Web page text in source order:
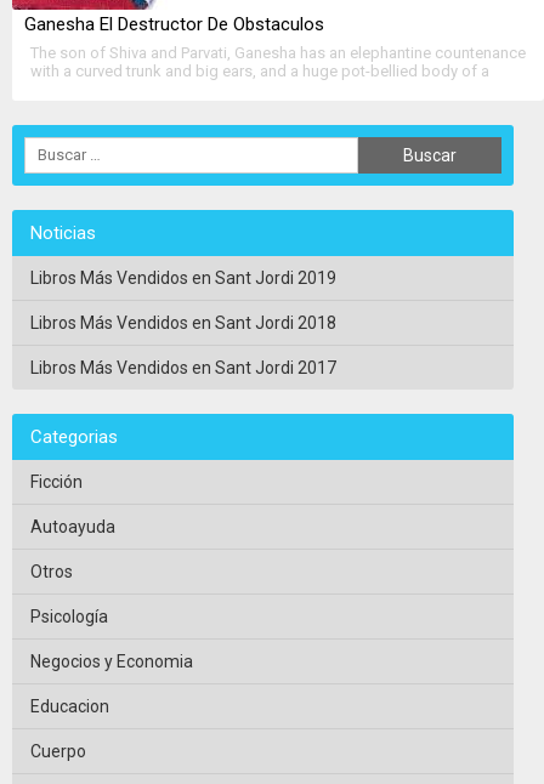
Ganesha El Destructor De Obstaculos
The son of Shiva and Parvati, Ganesha has an elephantine countenance
with a curved trunk and big ears, and a huge pot-bellied body of a
Noticias
Libros Más Vendidos en Sant Jordi 2019
Libros Más Vendidos en Sant Jordi 2018
Libros Más Vendidos en Sant Jordi 2017
Categorias
Ficción
Autoayuda
Otros
Psicología
Negocios y Economia
Educacion
Cuerpo